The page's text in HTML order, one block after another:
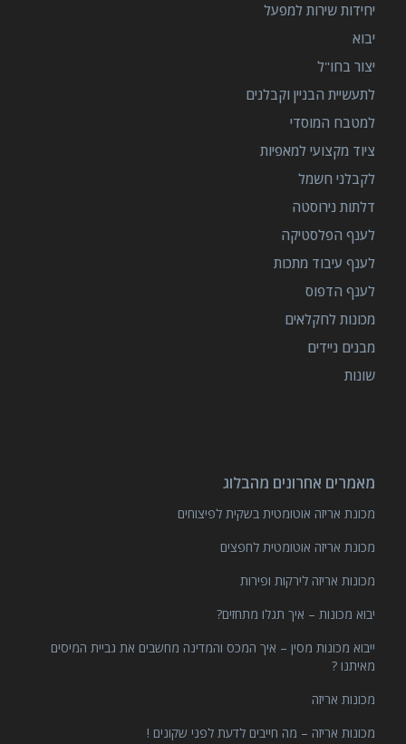
יחידות שירות למפעל
יבוא
יצור בחו"ל
לתעשיית הבניין וקבלנים
למטבח המוסדי
ציוד מקצועי למאפיות
לקבלני חשמל
דלתות נירוסטה
לענף הפלסטיקה
לענף עיבוד מתכות
לענף הדפוס
מכונות לחקלאים
מבנים ניידים
שונות
מאמרים אחרונים מהבלוג
מכונת אריזה אוטומטית בשקית לפיצוחים
מכונת אריזה אוטומטית לחפצים
מכונות אריזה לירקות ופירות
יבוא מכונות – איך תגלו מתחזים?
ייבוא מכונות מסין – איך המכס והמדינה מחשבים את גביית המיסים
מאיתנו ?
מכונות אריזה
מכונות אריזה – מה חייבים לדעת לפני שקונים !